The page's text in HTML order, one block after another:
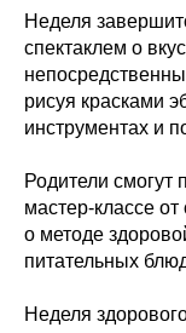
Неделя
спектаклем о
рисуя красками
инструментах и
Родители смогут
мастер-классе
о методе
питательных
Неделя